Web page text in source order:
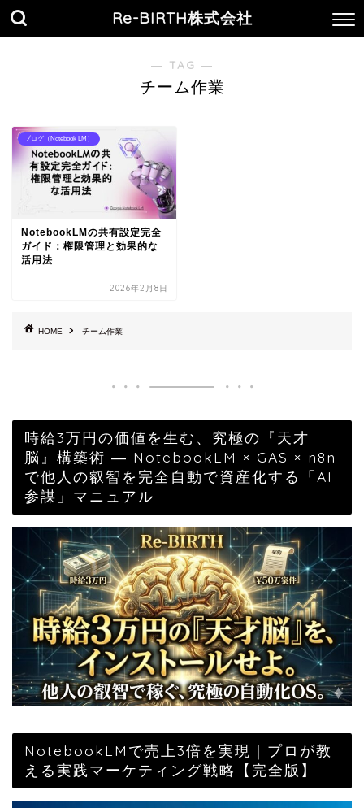
Re-BIRTH株式会社
― TAG ―
チーム作業
ブログ（Notebook LM）
NotebookLMの共有設定完全
ガイド：権限管理と効果的な
活用法
2026年2月8日
HOME チーム作業
時給3万円の価値を生む、究極の『天才
脳』構築術 ― NotebookLM × GAS × n8n
で他人の叡智を完全自動で資産化する「AI
参謀」マニュアル
NotebookLMで売上3倍を実現｜プロが教
える実践マーケティング戦略【完全版】